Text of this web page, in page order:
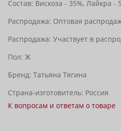
Состав: Вискоза - 35%, Лайкра -
Распродажа: Оптовая
Распродажа: Участвует в
Пол: Ж
Бренд: Татьяна Тягина
Страна-изготовитель: Россия
К вопросам и ответам о товаре